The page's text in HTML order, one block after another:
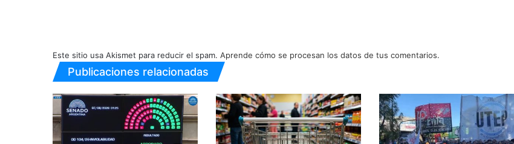
Este sitio usa Akismet para reducir el spam. Aprende cómo se procesan los datos de tus comentarios.
Publicaciones relacionadas